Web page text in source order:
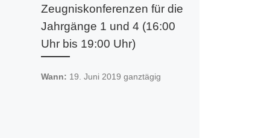
Zeugniskonferenzen für die
Jahrgänge 1 und 4 (16:00
Uhr bis 19:00 Uhr)
Wann: 19. Juni 2019 ganztägig